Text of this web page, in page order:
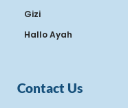
Gizi
Hallo Ayah
Contact Us